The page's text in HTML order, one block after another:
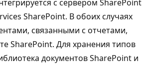
с сервером SharePoint
SharePoint. В обоих случаях
связанными с отчетами,
SharePoint. Для хранения типов
документов SharePoint и